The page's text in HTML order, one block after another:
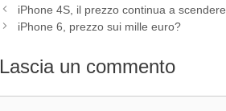
iPhone 4S, il prezzo continua a scendere
iPhone 6, prezzo sui mille euro?
Lascia un commento